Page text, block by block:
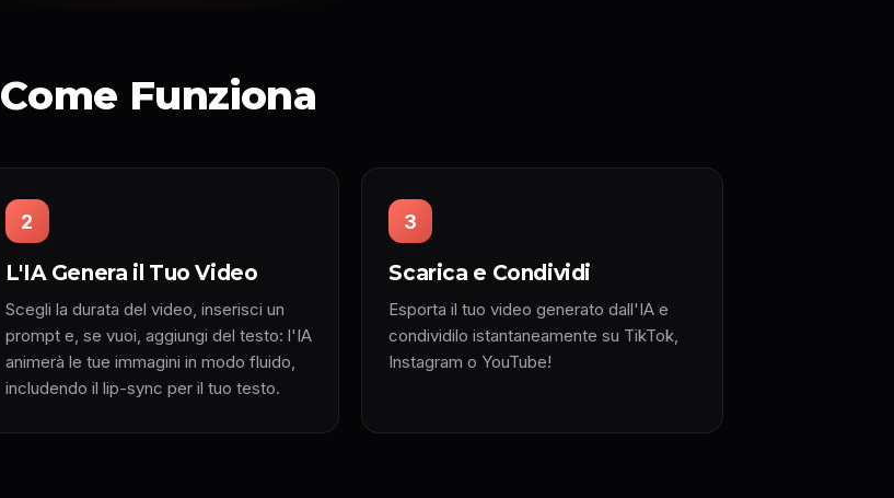
Come Funziona
2
L'IA Genera il Tuo Video
Scegli la durata del video, inserisci un
prompt e, se vuoi, aggiungi del testo: l'IA
animerà le tue immagini in modo fluido,
includendo il lip-sync per il tuo testo.
3
Scarica e Condividi
Esporta il tuo video generato dall'IA e
condividilo istantaneamente su TikTok,
Instagram o YouTube!